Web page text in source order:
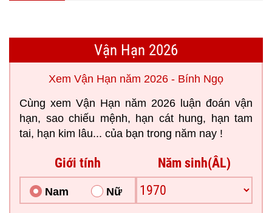
Vận Hạn 2026
Xem Vận Hạn năm 2026 - Bính Ngọ
Cùng xem Vận Hạn năm 2026 luận đoán vận
hạn, sao chiếu mệnh, hạn cát hung, hạn tam
tai, hạn kim lâu... của bạn trong năm nay !
Giới tính
Nam Nữ
Năm sinh(ÂL)